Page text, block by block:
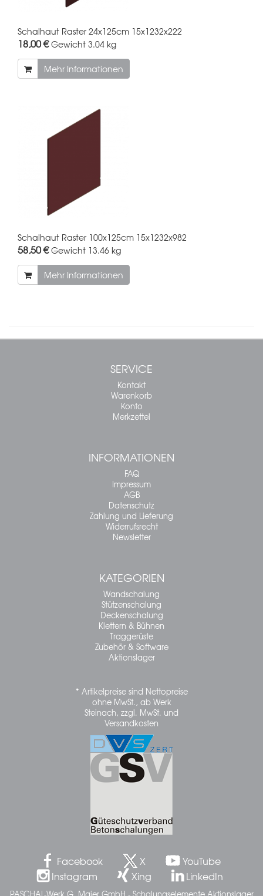
Schalhaut Raster 24x125cm 15x1232x222
18,00 €Gewicht 3.04 kg
Mehr Informationen
Schalhaut Raster 100x125cm 15x1232x982
58,50 €Gewicht 13.46 kg
Mehr Informationen
SERVICE
Kontakt
Warenkorb
Konto
Merkzettel
INFORMATIONEN
FAQ
Impressum
AGB
Datenschutz
Zahlung und Lieferung
Widerrufsrecht
Newsletter
KATEGORIEN
Wandschalung
Stützenschalung
Deckenschalung
Klettern & Bühnen
Traggerüste
Zubehör & Software
Aktionslager
* Artikelpreise sind Nettopreise
ohne MwSt., ab Werk
Steinach, zzgl. MwSt. und
Versandkosten
Facebook X
YouTube
Instagram
Xing LinkedIn